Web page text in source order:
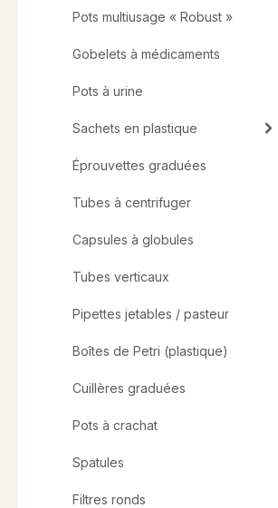
Pots multiusage « Robust »
Gobelets à médicaments
Pots à urine
Sachets en plastique
Éprouvettes graduées
Tubes à centrifuger
Capsules à globules
Tubes verticaux
Pipettes jetables / pasteur
Boîtes de Petri (plastique)
Cuillères graduées
Pots à crachat
Spatules
Filtres ronds